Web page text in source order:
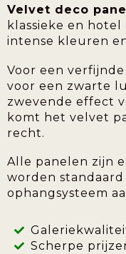
Velvet deco panel
klassieke en
intense kleuren
Voor een
voor een zwarte
zwevende effect
komt het velvet
recht.
Alle panelen zijn
worden
ophangsysteem
Scherpe